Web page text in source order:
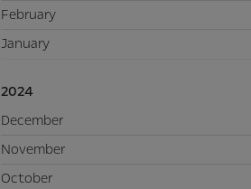
February
January
2024
December
November
October